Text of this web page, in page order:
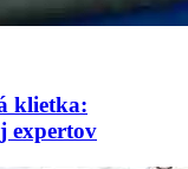
klietka:
expertov